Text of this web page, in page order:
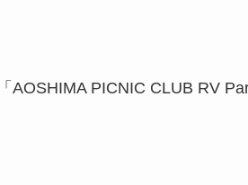
「AOSHIMA PICNIC CLUB RV